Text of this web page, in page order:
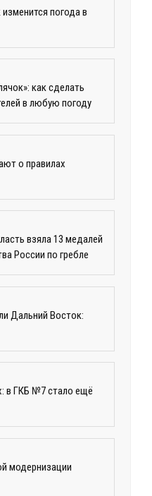
погода в
как сделать
в любую погоду
о правилах
взяла 13 медалей
России по гребле
Дальний Восток:
в ГКБ №7 стало ещё
модернизации